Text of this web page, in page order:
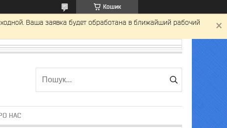
Кошик
Ваша заявка будет обработана в ближайший рабочий
НАС